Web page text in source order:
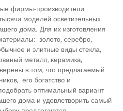
фирмы-произ­водители
моделей осветительных
дома. Для их изготовления
золото, серебро,
и элитные виды стекла,
металл, керамика,
в том, что предлагаемый
его богатство и
оптималь­ный вариант
дома и удовлетво­рить самый